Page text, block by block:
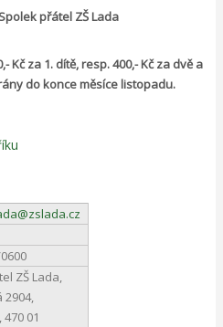
přátel ZŠ Lada
Kč za 1. dítě, resp. 400,- Kč za dvě a
do konce měsíce listopadu.
ZŠ Lada,
2904,
01